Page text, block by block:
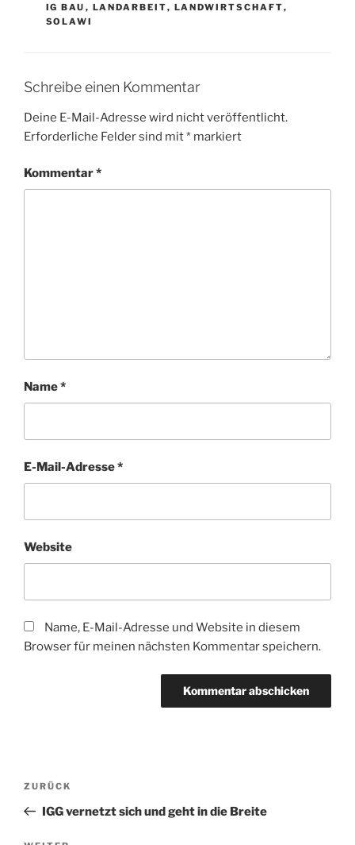
IG BAU , LANDARBEIT, LANDWIRTSCHAFT,
SOLAWI
Schreibe einen Kommentar
Deine E-Mail-Adresse wird nicht veröffentlicht.
Erforderliche Felder sind mit* markiert
Kommentar*
Name*
E-Mail-Adresse*
Website
Name, E-Mail-Adresse und Website in diesem
Browser für meinen nächsten Kommentar speichern.
Beitragsnavigation
Vorheriger
Beitrag
ZURÜCK
IGG vernetzt sich und geht in die Breite